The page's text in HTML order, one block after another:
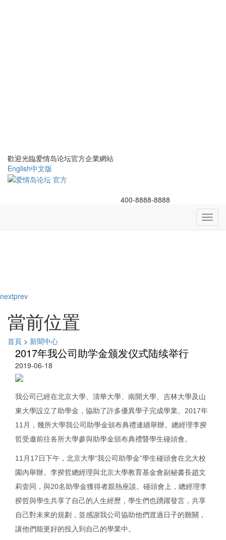
歡迎光臨爱情岛论坛官方企業網站
English中文版
400-8888-8888
nextprev
當前位置
首頁 > 新聞中心
2017年我公司助学金颁发仪式陆续举行
2019-06-18
我公司已經在北京大學、清華大學、南開大學、吉林大學及山
東大學設立了助學金，協助了許多優異學子完成學業。2017年
11月，幾所大學我公司助學金頒布典禮連續舉辦。總經理李揆
哲受邀前往各所大學參與助學金頒布典禮暨學生碰頭會。
11月17日下午，北京大學“我公司助學金”學生碰頭會在北大校
園內舉辦。李揆哲總經理與北京大學教育基金會副秘書長趙文
莉壹同，與20名助學金獲得者親熱座談。碰頭會上，總經理李
揆哲與學生共享了自己的人生經歷，學生們也踴躍發言，共享
自己對未來的規劃，並感謝我公司協助他們渡過日子的難關，
讓他們能更好的投入到自己的學業中。